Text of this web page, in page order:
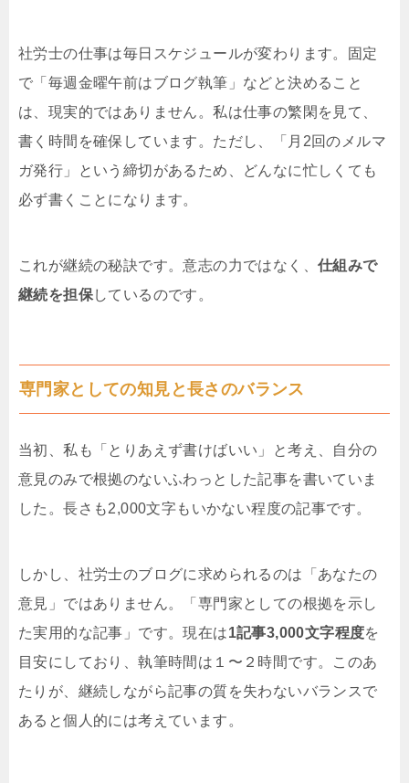
社労士の仕事は毎日スケジュールが変わります。固定
で「毎週金曜午前はブログ執筆」などと決めること
は、現実的ではありません。私は仕事の繁閑を見て、
書く時間を確保しています。ただし、「月2回のメルマ
ガ発行」という締切があるため、どんなに忙しくても
必ず書くことになります。
これが継続の秘訣です。意志の力ではなく、 仕組みで
継続を担保しているのです。
専門家としての知見と長さのバランス
当初、私も「とりあえず書けばいい」と考え、自分の
意見のみで根拠のないふわっとした記事を書いていま
した。長さも2,000文字もいかない程度の記事です。
しかし、社労士のブログに求められるのは「あなたの
意見」ではありません。「専門家としての根拠を示し
た実用的な記事」です。現在は1記事3,000文字程度を
目安にしており、執筆時間は１〜２時間です。このあ
たりが、継続しながら記事の質を失わないバランスで
あると個人的には考えています。